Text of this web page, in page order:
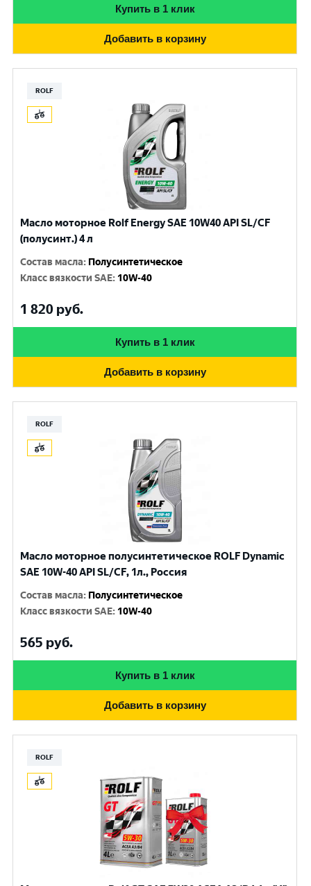
Купить в 1 клик
Добавить в корзину
ROLF
Масло моторное Rolf Energy SAE 10W40 API SL/CF
(полусинт.) 4 л
Состав масла: Полусинтетическое
Класс вязкости SAE: 10W-40
1 820 руб.
Купить в 1 клик
Добавить в корзину
ROLF
Масло моторное полусинтетическое ROLF Dynamic
SAE 10W-40 API SL/CF, 1л., Россия
Состав масла: Полусинтетическое
Класс вязкости SAE: 10W-40
565 руб.
Купить в 1 клик
Добавить в корзину
ROLF